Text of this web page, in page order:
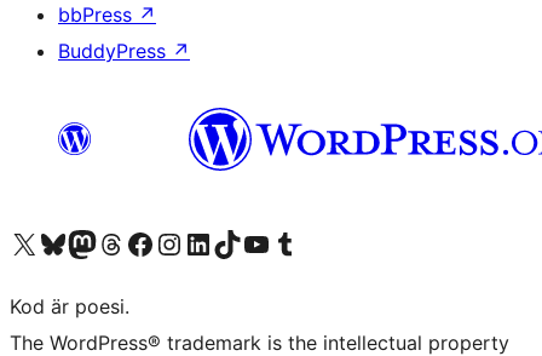
bbPress ↗
BuddyPress ↗
Besök vår X-konto (f.d. Twitter)
Besök vårt Bluesky-konto
Besök vårt Mastodon-konto
Besök vårt Thread-konto
Besök vår Facebook-sidaBesök vårt Instagram-konto
Besök vårt LinkedIn-konto
Besök vårt TikTok-konto
Besök vår YouTube-kanalBesök vårt Tumblr-konto
Kod är poesi.
The WordPress® trademark is the intellectual property